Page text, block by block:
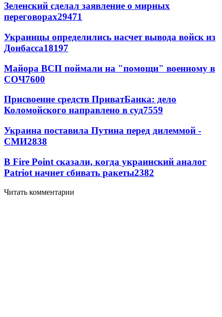
Зеленский сделал заявление о мирных
переговорах29471
Украинцы определились насчет вывода войск из
Донбасса18197
Майора ВСП поймали на "помощи" военному в
СОЧ7600
Присвоение средств ПриватБанка: дело
Коломойского направлено в суд7559
Украина поставила Путина перед дилеммой -
СМИ2838
В Fire Point сказали, когда украинский аналог
Patriot начнет сбивать ракеты2382
Читать комментарии